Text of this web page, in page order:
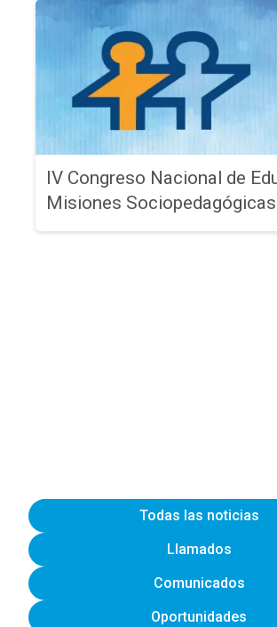
IV Congreso Nacional de
Misiones Sociopedagógicas
Todas las noticias
Llamados
Comunicados
Oportunidades